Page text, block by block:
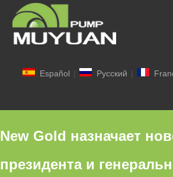
Español | Pусский |
New Gold назначает
президента и